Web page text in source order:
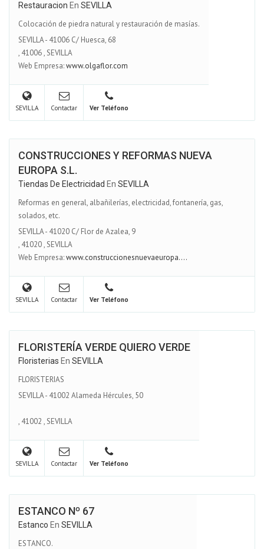
Restauracion En SEVILLA
Colocación de piedra natural y restauración de masías.
SEVILLA - 41006 C/ Huesca, 68
, 41006,SEVILLA
Web Empresa:www.olgaflor.com
SEVILLA Contactar Ver Teléfono
CONSTRUCCIONES Y REFORMAS NUEVA
EUROPA S.L.
Tiendas De Electricidad En SEVILLA
Reformas en general, albañilerías, electricidad, fontanería, gas,
solados, etc.
SEVILLA - 41020 C/ Flor de Azalea, 9
, 41020,SEVILLA
Web Empresa:www.construccionesnuevaeuropa....
SEVILLA Contactar Ver Teléfono
FLORISTERÍA VERDE QUIERO VERDE
Floristerias En SEVILLA
FLORISTERIAS
SEVILLA - 41002 Alameda Hércules, 50
, 41002 ,SEVILLA
SEVILLA Contactar Ver Teléfono
ESTANCO Nº 67
Estanco En SEVILLA
ESTANCO.